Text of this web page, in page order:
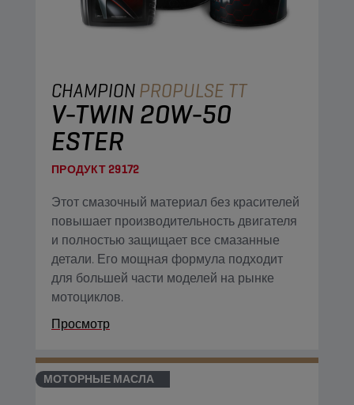
CHAMPIONPROPULSE TT
V-TWIN 20W-50
ESTER
ПРОДУКТ29172
Этот смазочный материал без красителей
повышает производительность двигателя
и полностью защищает все смазанные
детали. Его мощная формула подходит
для большей части моделей на рынке
мотоциклов.
Просмотр
МОТОРНЫЕ МАСЛА